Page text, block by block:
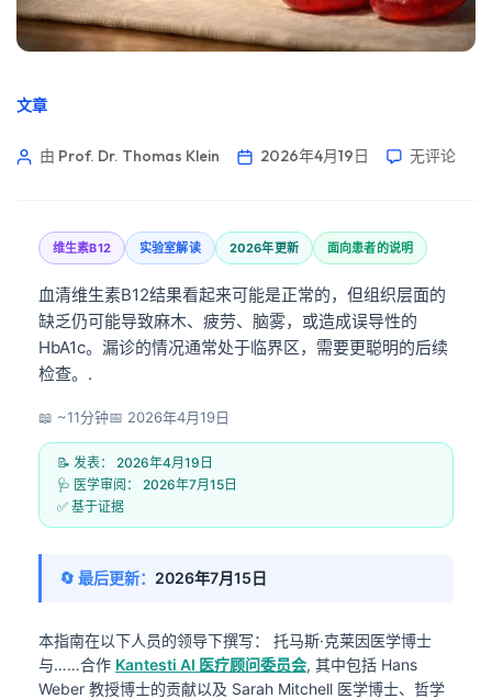
文章
由 Prof. Dr. Thomas Klein 2026年4月19日 无评论
维生素B12 实验室解读 2026年更新 面向患者的说明
血清维生素B12结果看起来可能是正常的，但组织层面的
缺乏仍可能导致麻木、疲劳、脑雾，或造成误导性的
HbA1c。漏诊的情况通常处于临界区，需要更聪明的后续
检查。.
📖 ~11分钟📅 2026年4月19日
📝 发表： 2026年4月19日
🩺 医学审阅： 2026年7月15日
✅ 基于证据
🔄 最后更新： 2026年7月15日
本指南在以下人员的领导下撰写： 托马斯·克莱因医学博士
与……合作 Kantesti AI 医疗顾问委员会, 其中包括 Hans
Weber 教授博士的贡献以及 Sarah Mitchell 医学博士、哲学